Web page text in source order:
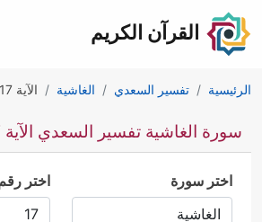
القرآن الكريم
الرئيسية تفسير السعدي الغاشية الآية 17
سورة الغاشية تفسير السعدي الآية 17
اختر سورة اختر رقم